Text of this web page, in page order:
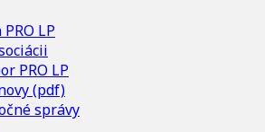
LP
PRO LP
(pdf)
správy